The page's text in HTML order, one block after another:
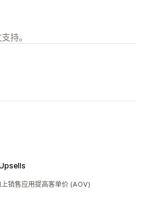
持。
销售应用提高客单价 (AOV)